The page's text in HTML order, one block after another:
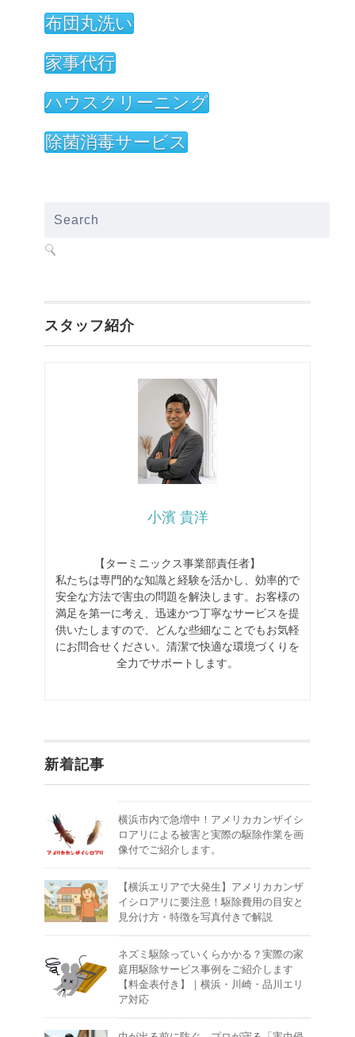
布団丸洗い
家事代行
ハウスクリーニング
除菌消毒サービス
スタッフ紹介
小濱 貴洋
【ターミニックス事業部責任者】
私たちは専門的な知識と経験を活かし、効率的で
安全な方法で害虫の問題を解決します。お客様の
満足を第一に考え、迅速かつ丁寧なサービスを提
供いたしますので、どんな些細なことでもお気軽
にお問合せください。清潔で快適な環境づくりを
全力でサポートします。
新着記事
横浜市内で急増中！アメリカカンザイシ
ロアリによる被害と実際の駆除作業を画
像付でご紹介します。
【横浜エリアで大発生】アメリカカンザ
イシロアリに要注意！駆除費用の目安と
見分け方・特徴を写真付きで解説
ネズミ駆除っていくらかかる？実際の家
庭用駆除サービス事例をご紹介します
【料金表付き】｜横浜・川崎・品川エリ
ア対応